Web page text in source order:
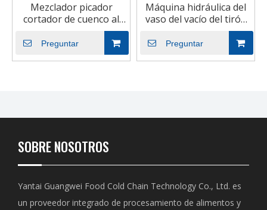
Mezclador picador
cortador de cuenco al
vacío comercial para
salchichas de carne y
Preguntar
Máquina hidráulica del
vaso del vacío del tirón
de la conversión de
frecuencia
Preguntar
SOBRE NOSOTROS
Yantai Guangwei Food Cold Chain Technology Co., Ltd. es
un proveedor integrado de procesamiento de alimentos y